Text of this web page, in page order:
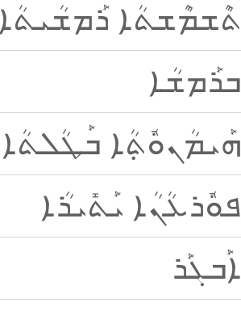
ܬܶܫܡܶܫܬܳܐ ܪܰܡܫܳܝܬܳܐ
ܒܪܰܡܫܳܐ
ܗܰܝܡܳܢܘܽܬ݂ܳܐ ܒܰܛܳܠܬܳܐ
ܦܘܽܪܥܳܢܳܐ ܝܰܬܺܝܪܳܐ
ܐܰܒܓܰܪ